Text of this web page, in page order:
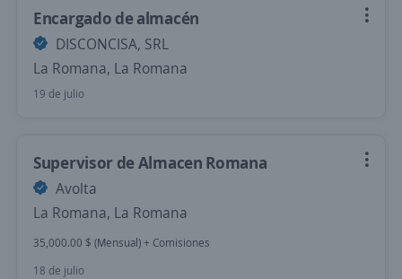
Encargado de almacén
DISCONCISA, SRL
La Romana, La Romana
19 de julio
Supervisor de Almacen Romana
Avolta
La Romana, La Romana
35,000.00 $ (Mensual) + Comisiones
18 de julio